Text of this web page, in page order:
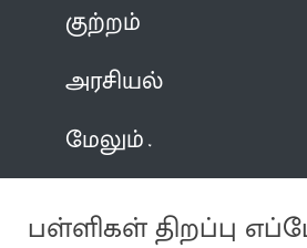
குற்றம்
அரசியல்
மேலும்
பள்ளிகள் திறப்பு